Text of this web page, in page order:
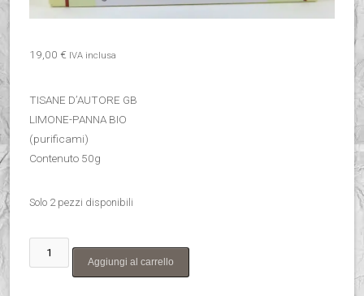
19,00 € IVA inclusa
TISANE D’AUTORE GB
LIMONE-PANNA BIO
(purificami)
Contenuto 50g
Solo 2 pezzi disponibili
Pelle
di
Aggiungi al carrello